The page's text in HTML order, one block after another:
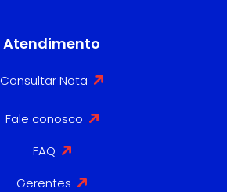
Atendimento
Consultar Nota
Fale conosco
FAQ
Gerentes